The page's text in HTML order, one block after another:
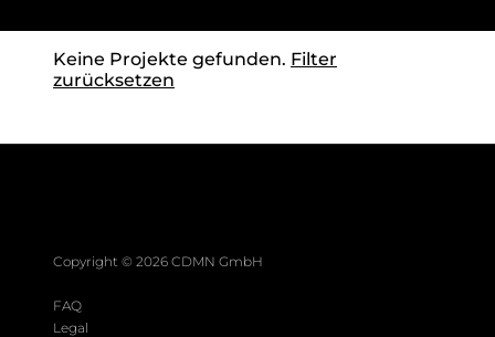
Keine Projekte gefunden. Filter
zurücksetzen
Copyright © 2026 CDMN GmbH
FAQ
Legal